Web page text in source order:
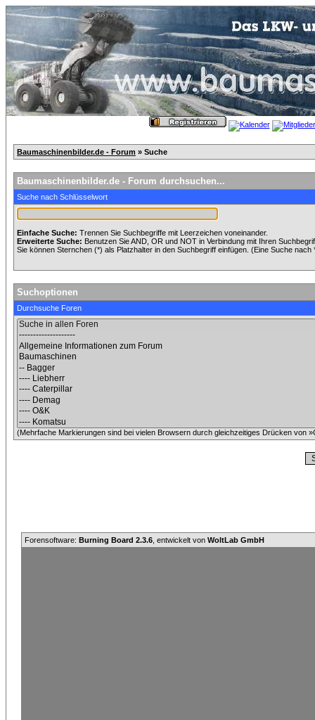
Baumaschinenbilder.de - Forum » Suche
Baumaschinenbilder.de - Forum durchsuchen...
Suche nach Schlüsselwort
Einfache Suche: Trennen Sie Suchbegriffe mit Leerzeichen voneinander.
Erweiterte Suche: Benutzen Sie AND, OR und NOT in Verbindung mit Ihren
Sie können Sternchen (*) als Platzhalter in den Suchbegriff einfügen. (Eine Suche
Suchoptionen
Durchsuche Foren
(Mehrfache Markierungen sind bei vielen Browsern durch gleichzeitiges Drücken von
Forensoftware: Burning Board 2.3.6 , entwickelt von WoltLab GmbH